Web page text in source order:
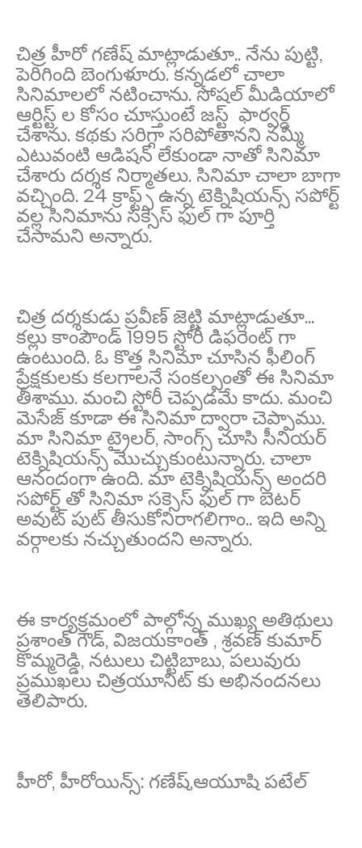
చిత్ర హీరో గణేష్ మాట్లాడుతూ.. నేను పుట్టి,
పెరిగింది బెంగుళూరు. కన్నడలో చాలా
సినిమాలలో నటించాను. సోషల్ మీడియాలో
ఆర్టిస్ట్ ల కోసం చూస్తుంటే జస్ట్ ఫార్వర్డ్
చేశాను. కథకు సరిగ్గా సరిపోతానని నమ్మి
ఎటువంటి ఆడిషన్ లేకుండా నాతో సినిమా
చేశారు దర్శక నిర్మాతలు. సినిమా చాలా బాగా
వచ్చింది. 24 క్రాఫ్ట్స్ ఉన్న టెక్నిషియన్స్ సపోర్ట్
వల్ల సినిమాను సక్సెస్ ఫుల్ గా పూర్తి
చేసామని అన్నారు.
చిత్ర దర్శకుడు ప్రవీణ్ జెట్టి మాట్లాడుతూ...
కల్లు కాంపౌండ్ 1995 స్టోరీ డిఫరెంట్ గా
ఉంటుంది. ఓ కొత్త సినిమా చూసిన ఫీలింగ్
ప్రేక్షకులకు కలగాలనే సంకల్పంతో ఈ సినిమా
తీశాము. మంచి స్టోరీ చెప్పడమే కాదు. మంచి
మెసేజ్ కూడా ఈ సినిమా ద్వారా చెప్పాము.
మా సినిమా ట్రైలర్, సాంగ్స్ చూసి సీనియర్
టెక్నిషియన్స్ మొచ్చుకుంటున్నారు. చాలా
ఆనందంగా ఉంది. మా టెక్నిషియన్స్ అందరి
సపోర్ట్ తో సినిమా సక్సెస్ ఫుల్ గా బెటర్
అవుట్ పుట్ తీసుకోనిరాగలిగాం.. ఇది అన్ని
వర్గాలకు నచ్చుతుందని అన్నారు.
ఈ కార్యక్రమంలో పాల్గోన్న ముఖ్య అతిథులు
ప్రశాంత్ గౌడ్, విజయకాంత్ , శ్రవణ్ కుమార్
కొమ్మరెడ్డి, నటులు చిట్టిబాబు, పలువురు
ప్రముఖలు చిత్రయూనిట్ కు అభినందనలు
తెలిపారు.
హీరో, హీరోయిన్స్: గణేష్,ఆయూషి పటేల్